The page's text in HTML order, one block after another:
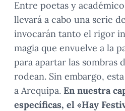
Entre poetas y
llevará a cabo una serie de
invocarán tanto el rigor
magia que envuelve a la
para apartar las sombras
rodean. Sin embargo,
a Arequipa. En nuestra
específicas, el «Hay